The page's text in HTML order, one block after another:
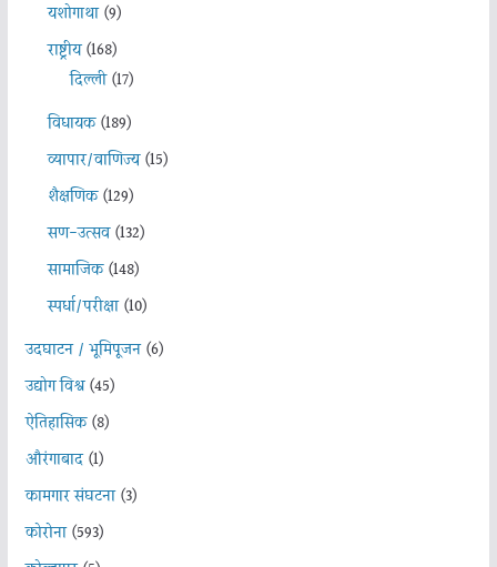
यशोगाथा(9)
राष्ट्रीय(168)
दिल्ली(17)
विधायक(189)
व्यापार/वाणिज्य(15)
शैक्षणिक(129)
सण-उत्सव(132)
सामाजिक(148)
स्पर्धा/परीक्षा(10)
उदघाटन / भूमिपूजन(6)
उद्योग विश्व(45)
ऐतिहासिक(8)
औरंगाबाद(1)
कामगार संघटना(3)
कोरोना(593)